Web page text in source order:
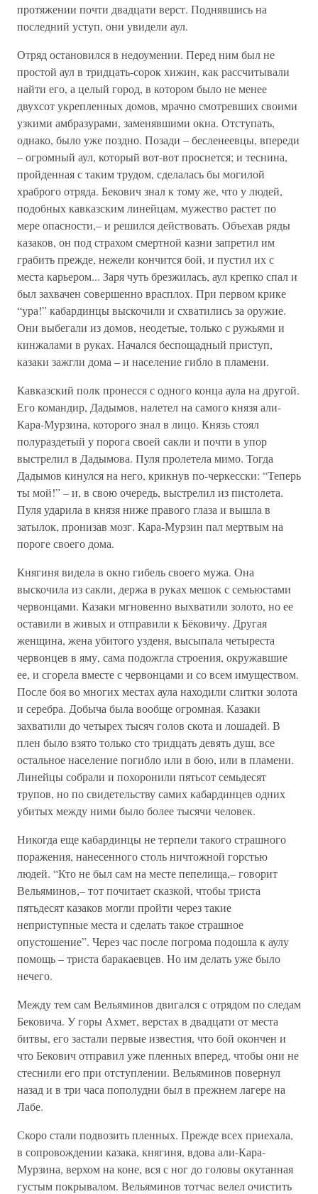
протяжении почти двадцати верст. Поднявшись на
последний уступ, они увидели аул.
Отряд остановился в недоумении. Перед ним был не
простой аул в тридцать-сорок хижин, как рассчитывали
найти его, а целый город, в котором было не менее
двухсот укрепленных домов, мрачно смотревших своими
узкими амбразурами, заменявшими окна. Отступать,
однако, было уже поздно. Позади – бесленеевцы, впереди
– огромный аул, который вот-вот проснется; и теснина,
пройденная с таким трудом, сделалась бы могилой
храброго отряда. Бекович знал к тому же, что у людей,
подобных кавказским линейцам, мужество растет по
мере опасности,– и решился действовать. Объехав ряды
казаков, он под страхом смертной казни запретил им
грабить прежде, нежели кончится бой, и пустил их с
места карьером... Заря чуть брезжилась, аул крепко спал и
был захвачен совершенно врасплох. При первом крике
“ура!” кабардинцы выскочили и схватились за оружие.
Они выбегали из домов, неодетые, только с ружьями и
кинжалами в руках. Начался беспощадный приступ,
казаки зажгли дома – и население гибло в пламени.
Кавказский полк пронесся с одного конца аула на другой.
Его командир, Дадымов, налетел на самого князя али-
Кара-Мурзина, которого знал в лицо. Князь стоял
полураздетый у порога своей сакли и почти в упор
выстрелил в Дадымова. Пуля пролетела мимо. Тогда
Дадымов кинулся на него, крикнув по-черкесски: “Теперь
ты мой!” – и, в свою очередь, выстрелил из пистолета.
Пуля ударила в князя ниже правого глаза и вышла в
затылок, пронизав мозг. Кара-Мурзин пал мертвым на
пороге своего дома.
Княгиня видела в окно гибель своего мужа. Она
выскочила из сакли, держа в руках мешок с семьюстами
червонцами. Казаки мгновенно выхватили золото, но ее
оставили в живых и отправили к Бёковичу. Другая
женщина, жена убитого узденя, высыпала четыреста
червонцев в яму, сама подожгла строения, окружавшие
ее, и сгорела вместе с червонцами и со всем имуществом.
После боя во многих местах аула находили слитки золота
и серебра. Добыча была вообще огромная. Казаки
захватили до четырех тысяч голов скота и лошадей. В
плен было взято только сто тридцать девять душ, все
остальное население погибло или в бою, или в пламени.
Линейцы собрали и похоронили пятьсот семьдесят
трупов, но по свидетельству самих кабардинцев одних
убитых между ними было более тысячи человек.
Никогда еще кабардинцы не терпели такого страшного
поражения, нанесенного столь ничтожной горстью
людей. “Кто не был сам на месте пепелища,– говорит
Вельяминов,– тот почитает сказкой, чтобы триста
пятьдесят казаков могли пройти через такие
неприступные места и сделать такое страшное
опустошение”. Через час после погрома подошла к аулу
помощь – триста баракаевцев. Но им делать уже было
нечего.
Между тем сам Вельяминов двигался с отрядом по следам
Бековича. У горы Ахмет, верстах в двадцати от места
битвы, его застали первые известия, что бой окончен и
что Бекович отправил уже пленных вперед, чтобы они не
стеснили его при отступлении. Вельяминов повернул
назад и в три часа пополудни был в прежнем лагере на
Лабе.
Скоро стали подвозить пленных. Прежде всех приехала,
в сопровождении казака, княгиня, вдова али-Кара-
Мурзина, верхом на коне, вся с ног до головы окутанная
густым покрывалом. Вельяминов тотчас велел очистить